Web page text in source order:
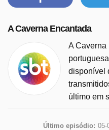
A Caverna Encantada
A Caverna
disponível
último em
Último episódio: 05-